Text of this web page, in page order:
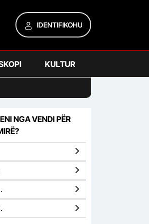
IDENTIFIKOHU
KULTUR
NGA VENDI PËR